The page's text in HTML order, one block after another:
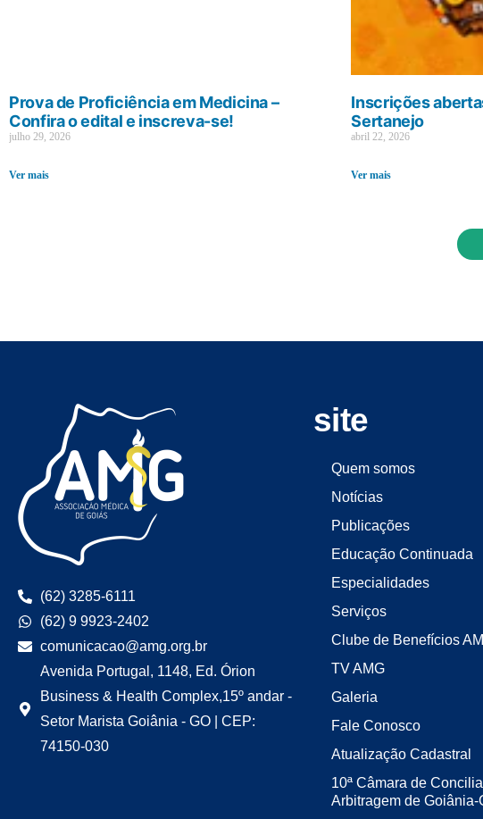
Prova de Proficiência em Medicina –
Confira o edital e inscreva-se!
julho 29, 2026
Ver mais
Inscrições
Sertanejo
abril 22, 2026
Ver mais
(62) 3285-6111
(62) 9 9923-2402
comunicacao@amg.org.br
Avenida Portugal, 1148, Ed. Órion
Business & Health Complex,15º andar -
Setor Marista Goiânia - GO | CEP:
74150-030
site
Quem somos
Notícias
Publicações
Educação Continuada
Especialidades
Serviços
Clube de Benefícios
TV AMG
Galeria
Fale Conosco
Atualização Cadastral
10ª Câmara de
Arbitragem de Goiânia-